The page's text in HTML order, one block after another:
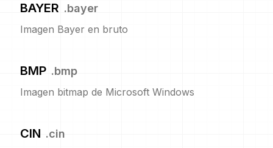
BAYER .bayer
Imagen Bayer en bruto
BMP .bmp
Imagen bitmap de Microsoft Windows
CIN .cin